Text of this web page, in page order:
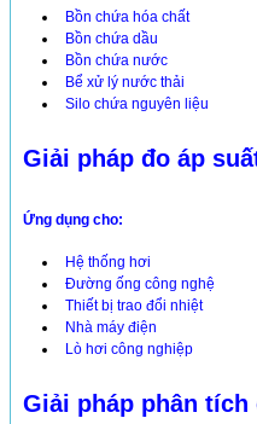
Bồn chứa hóa chất
Bồn chứa dầu
Bồn chứa nước
Bể xử lý nước thải
Silo chứa nguyên liệu
Giải pháp đo áp
Ứng dụng cho:
Hệ thống hơi
Đường ống công nghệ
Thiết bị trao đổi nhiệt
Nhà máy điện
Lò hơi công nghiệp
Giải pháp phân